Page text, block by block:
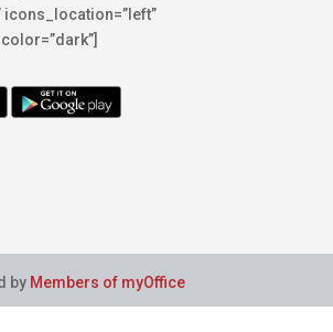
icons_location=”left”
by Members of myOffice